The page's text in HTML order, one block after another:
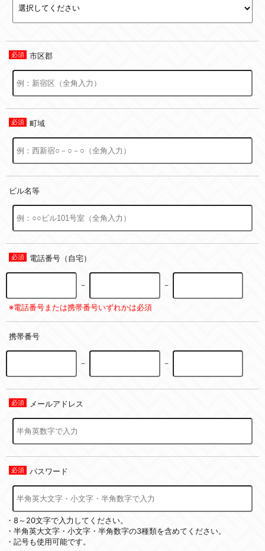
市区郡
町域
ビル名等
電話番号（自宅）
－ －
※電話番号または携帯番号いずれかは必須
携帯番号
－ －
メールアドレス
パスワード
・8～20文字で入力してください。
・半角英大文字・小文字・半角数字の3種類を含めてください。
・記号も使用可能です。